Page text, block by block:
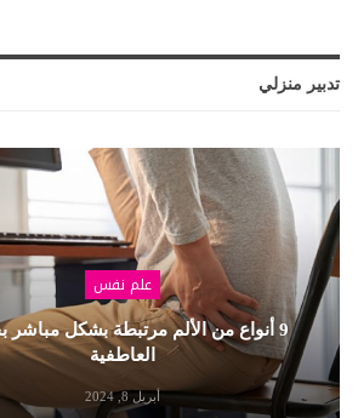
تدبير منزلي
علم نفس
9 أنواع من الألم مرتبطة بشكل مباشر
العاطفية
أبريل 8, 2024